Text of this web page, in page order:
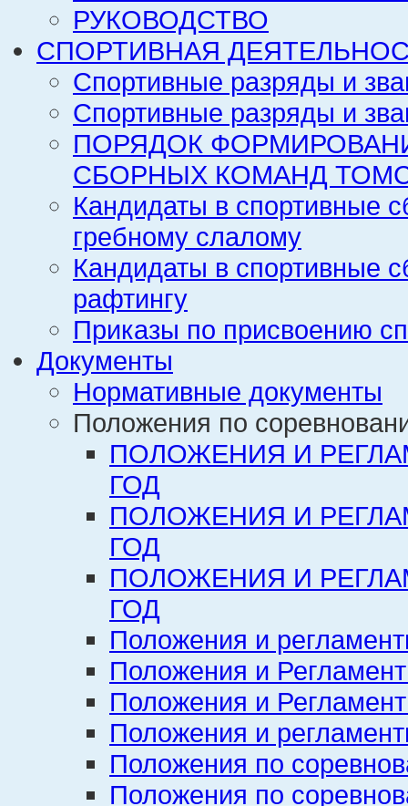
РУКОВОДСТВО
СПОРТИВНАЯ
Спортивные разряды и
Спортивные разряды и
ПОРЯДОК
СБОРНЫХ КОМАНД
Кандидаты в спортивные
гребному слалому
Кандидаты в спортивные
рафтингу
Приказы по присвоению
Документы
Нормативные документы
Положения по
ПОЛОЖЕНИЯ И
ГОД
ПОЛОЖЕНИЯ И
ГОД
ПОЛОЖЕНИЯ И
ГОД
Положения и
Положения и
Положения и
Положения и
Положения по
Положения по